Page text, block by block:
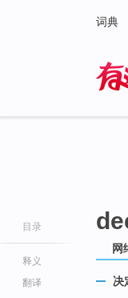
词典
目录
释义
翻译
网
决